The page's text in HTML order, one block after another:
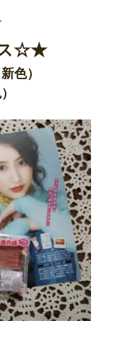
ス☆★
色）